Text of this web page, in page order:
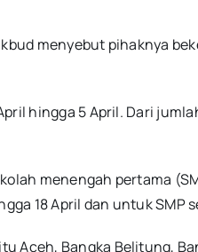
menyebut pihaknya
hingga 5 April. Dari
menengah pertama
18 April dan untuk SMP
Aceh, Bangka Belitung,